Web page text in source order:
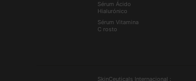
Sérum Ácido
Hialurónico
Sérum Vitamina
C rosto
SkinCeuticals Internacional :